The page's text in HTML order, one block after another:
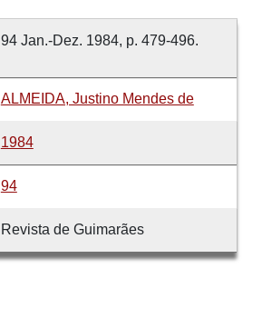
94 Jan.-Dez. 1984, p. 479-496.
ALMEIDA, Justino Mendes de
1984
94
Revista de Guimarães